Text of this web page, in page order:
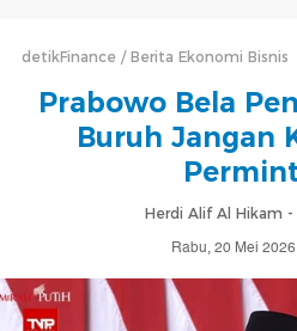
detikFinance Berita Ekonomi Bisnis
Prabowo Bela
Buruh Jangan
Herdi Alif Al Hikam -
Rabu, 20 Mei